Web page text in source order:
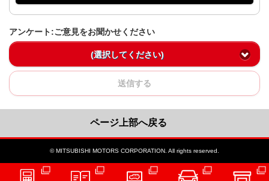
アンケート:ご意見をお聞かせください
(選択してください)
送信する
ページ上部へ戻る
© MITSUBISHI MOTORS CORPORATION. All rights reserved.